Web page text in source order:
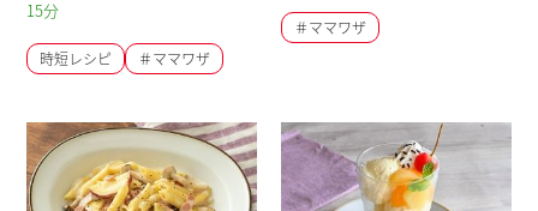
15分
時短レシピ ＃ママワザ
＃ママワザ